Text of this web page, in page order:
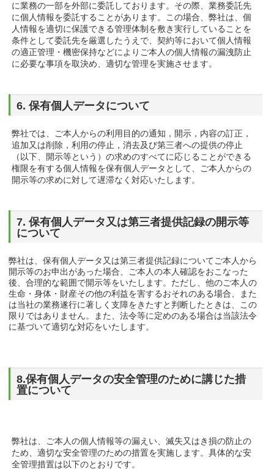
に業務の一部を外部に委託しております。その際、業務委託先
に個人情報を委託することがあります。この場合、弊社は、個
人情報を適切に保護できる管理体制を敷き実行していることを
条件として委託先を厳選したうえで、契約等において個人情報
の適正管理・機密保持などによりご本人の個人情報の漏洩防止
に必要な事項を取決め、適切な管理を実施させます。
6. 保有個人データについて
弊社では、ご本人からの利用目的の通知，開示，内容の訂正，
追加又は削除，利用の停止，消去及び第三者への提供の停止
（以下、開示等という）の求めのすべてに応じることができる
権限を有する個人情報を保有個人データとして、ご本人からの
開示等の求めに対して遅滞なく対応いたします。
7. 保有個人データ又は第三者提供記録の開示等
について
弊社は、保有個人データ又は第三者提供記録についてご本人から
開示等のお申出があった場合、ご本人の本人確認をおこなった
後、合理的な範囲で開示等をいたします。ただし、他のご本人の
生命・身体・財産その他の利益を害するおそれのある場合、また
は当社の業務遂行に著しく支障をきたすと判断したときは、この
限りではありません。また、法令等に定めのある場合は当該法令
に基づいて適切な対応をいたします。
8.保有個人データの安全管理のために講じた措
置について
弊社は、ご本人の個人情報等の漏えい、滅失又はき損の防止の
ため、適切な安全管理のための措置を実施します。具体的な安
全管理措置は以下のとおりです。